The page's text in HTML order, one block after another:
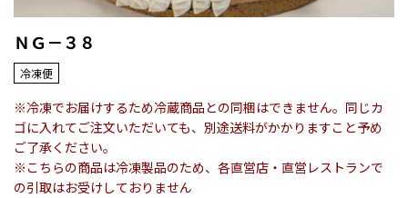
ＮＧ－３８
冷凍便
※冷凍でお届けするため冷蔵商品との同梱はできません。同じカ
ゴに入れてご注文いただいても、別途送料がかかりますこと予め
ご了承ください。
※こちらの商品は冷凍製品のため、各直営店・直営レストランで
の引取はお受けしておりません